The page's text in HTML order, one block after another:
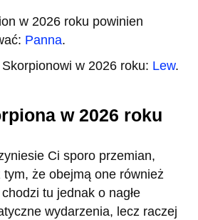
w 2026 roku powinien
Panna.
w 2026 roku: Lew.
w 2026 roku
Ci sporo przemian,
że obejmą one również
tu jednak o nagłe
wydarzenia, lecz raczej